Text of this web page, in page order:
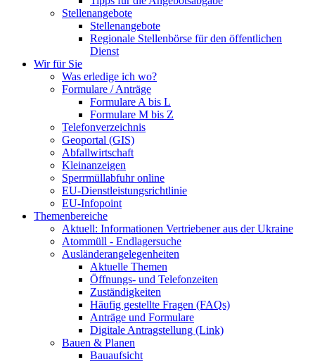
Stellenangebote
Stellenangebote
Regionale Stellenbörse für den öffentlichen
Dienst
Wir für Sie
Was erledige ich wo?
Formulare / Anträge
Formulare A bis L
Formulare M bis Z
Telefonverzeichnis
Geoportal (GIS)
Abfallwirtschaft
Kleinanzeigen
Sperrmüllabfuhr online
EU-Dienstleistungsrichtlinie
EU-Infopoint
Themenbereiche
Aktuell: Informationen Vertriebener aus der Ukraine
Atommüll - Endlagersuche
Ausländerangelegenheiten
Aktuelle Themen
Öffnungs- und Telefonzeiten
Zuständigkeiten
Häufig gestellte Fragen (FAQs)
Anträge und Formulare
Digitale Antragstellung (Link)
Bauen & Planen
Bauaufsicht